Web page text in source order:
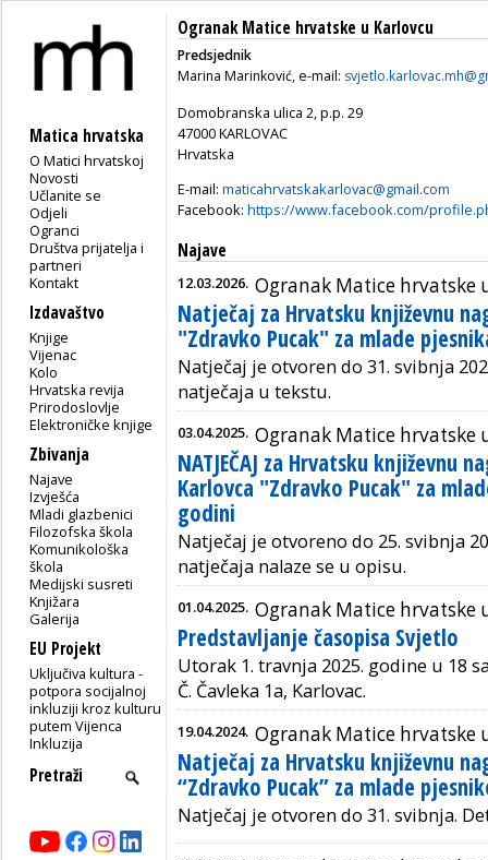
Matica hrvatska
O Matici hrvatskoj
Novosti
Učlanite se
Odjeli
Ogranci
Društva prijatelja i
partneri
Kontakt
Izdavaštvo
Knjige
Vijenac
Kolo
Hrvatska revija
Prirodoslovlje
Elektroničke knjige
Zbivanja
Najave
Izvješća
Mladi glazbenici
Filozofska škola
Komunikološka
škola
Medijski susreti
Knjižara
Galerija
EU Projekt
Uključiva kultura -
potpora socijalnoj
inkluziji kroz kulturu
putem Vijenca
Inkluzija
Ogranak Matice hrvatske u Karlovcu
Predsjednik
Marina Marinković, e-mail:
Domobranska ulica 2, p.p. 29
47000 KARLOVAC
Hrvatska
E-mail: maticahrvatskakarlovac@gmail.com
Facebook: https://www.facebook.com/
Najave
12.03.2026. Ogranak Matice hrvatske
Natječaj za Hrvatsku književnu
"Zdravko Pucak" za mlade
Natječaj je otvoren do 31. svibnja
natječaja u tekstu.
03.04.2025. Ogranak Matice hrvatske
NATJEČAJ za Hrvatsku književnu
Karlovca "Zdravko Pucak" za
godini
Natječaj je otvoreno do 25. svibnja
natječaja nalaze se u opisu.
01.04.2025. Ogranak Matice hrvatske
Predstavljanje časopisa Svjetlo
Utorak 1. travnja 2025. godine u 18
Č. Čavleka 1a, Karlovac.
19.04.2024. Ogranak Matice hrvatske
Natječaj za Hrvatsku književnu
“Zdravko Pucak” za mlade
Natječaj je otvoren do 31. svibnja.